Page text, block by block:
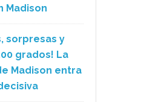
Madison
sorpresas y
grados! La
Madison entra